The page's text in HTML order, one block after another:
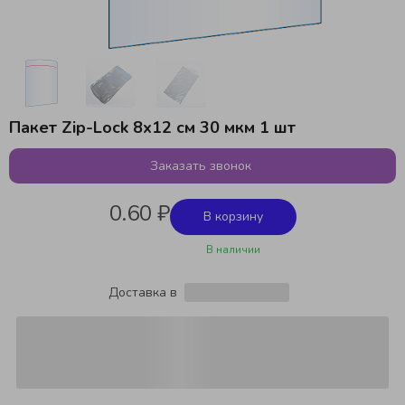
Пакет Zip-Lock 8x12 см 30 мкм 1 шт
Заказать звонок
0.60 ₽ В корзину
В наличии
Доставка в